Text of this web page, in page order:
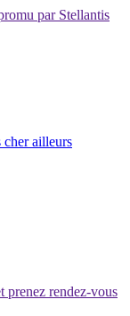
par Stellantis
ailleurs
prenez rendez-vous